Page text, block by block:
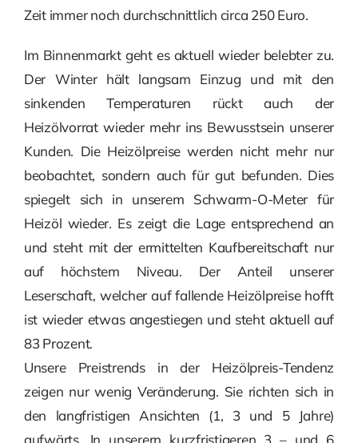
Zeit immer noch durchschnittlich circa 250 Euro.
Im Binnenmarkt geht es aktuell wieder belebter zu.
Der Winter hält langsam Einzug und mit den
sinkenden Temperaturen rückt auch der
Heizölvorrat wieder mehr ins Bewusstsein unserer
Kunden. Die Heizölpreise werden nicht mehr nur
beobachtet, sondern auch für gut befunden. Dies
spiegelt sich in unserem Schwarm-O-Meter für
Heizöl wieder. Es zeigt die Lage entsprechend an
und steht mit der ermittelten Kaufbereitschaft nur
auf höchstem Niveau. Der Anteil unserer
Leserschaft, welcher auf fallende Heizölpreise hofft
ist wieder etwas angestiegen und steht aktuell auf
83 Prozent.
Unsere Preistrends in der Heizölpreis-Tendenz
zeigen nur wenig Veränderung. Sie richten sich in
den langfristigen Ansichten (1, 3 und 5 Jahre)
aufwärts. In unserern kurzfristigeren 3 – und 6